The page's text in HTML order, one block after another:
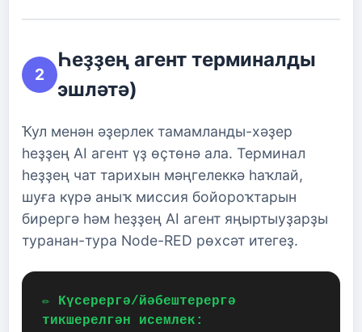
2
Һеҙҙең агент терминалды
эшләтә)
Ҡул менән әҙерлек тамамланды-хәҙер
һеҙҙең AI агент үҙ өҫтөнә ала. Терминал
һеҙҙең чат тарихын мәңгелеккә һаҡлай,
шуға күрә аныҡ миссия бойороҡтарын
бирергә һәм һеҙҙең AI агент яңыртыуҙарҙы
туранан-тура Node-RED рөхсәт итегеҙ.
✏️ Күсерергә/йәбештерергә
тикшерелгән исемлек: